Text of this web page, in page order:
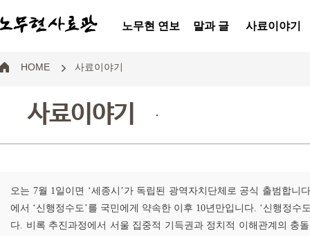
노무현 연보 말과 글 사료이야기
HOME 사료이야기
사료이야기 .
오는 7월 1일이면 ‘세종시’가 독립된 광역자치단체로 공식 출범합니
에서 ‘신행정수도’를 국민에게 약속한 이후 10년만입니다. ‘신행정수
다. 비록 추진과정에서 서울 집중적 기득권과 정치적 이해관계의 충